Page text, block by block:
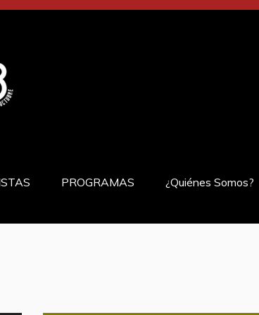
PROGRAMAS ¿Quiénes Somos?